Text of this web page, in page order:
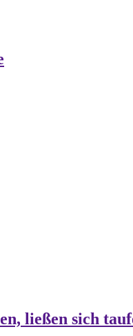
ließen sich